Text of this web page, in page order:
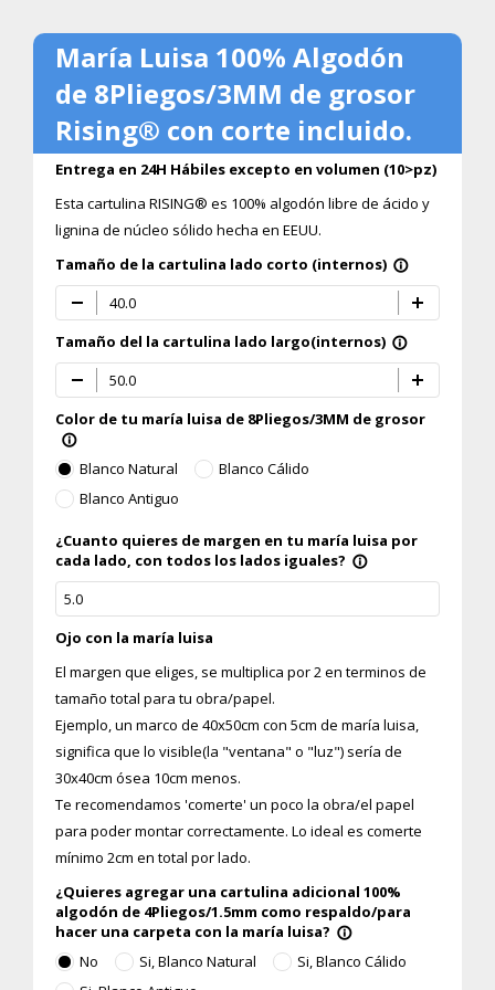
Tamaño de la cartulina lado corto (internos) info_outline
Tamaño del la cartulina lado largo(internos) info_outline
¿Cuanto quieres de margen en tu maría luisa por
cada lado, con todos los lados iguales? info_outline
Color de tu maría luisa de 8Pliegos/3MM de grosor
info_outline
Blanco Natural
Blanco Cálido
Blanco Antiguo
¿Quieres agregar una cartulina adicional 100%
algodón de 4Pliegos/1.5mm como respaldo/para
hacer una carpeta con la maría luisa? info_outline
No Si, Blanco Natural
Si, Blanco Cálido
María Luisa 100% Algodón
de 8Pliegos/3MM de grosor
Rising® con corte incluido.
Ojo con la maría luisa
El margen que eliges, se multiplica por 2 en terminos de
tamaño total para tu obra/papel.
Ejemplo, un marco de 40x50cm con 5cm de maría luisa,
significa que lo visible(la "ventana" o "luz") sería de
30x40cm ósea 10cm menos.
Te recomendamos 'comerte' un poco la obra/el papel
para poder montar correctamente. Lo ideal es comerte
mínimo 2cm en total por lado.
Generar Pedido
Nombre y Apellido
E-Mail
Si prefieres que te mandemos WhatsApp en
ves de correo, ponlo acá
Generar Pedido
Entrega en 24H Hábiles excepto en volumen (10>pz)
Esta cartulina RISING® es 100% algodón libre de ácido y
lignina de núcleo sólido hecha en EEUU.